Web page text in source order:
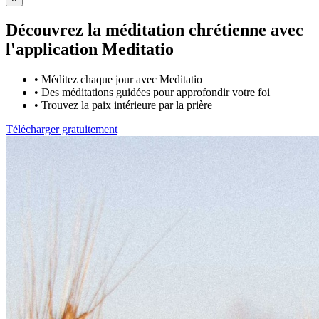
Découvrez la méditation chrétienne avec
l'application Meditatio
• Méditez chaque jour avec Meditatio
• Des méditations guidées pour approfondir votre foi
• Trouvez la paix intérieure par la prière
Télécharger gratuitement